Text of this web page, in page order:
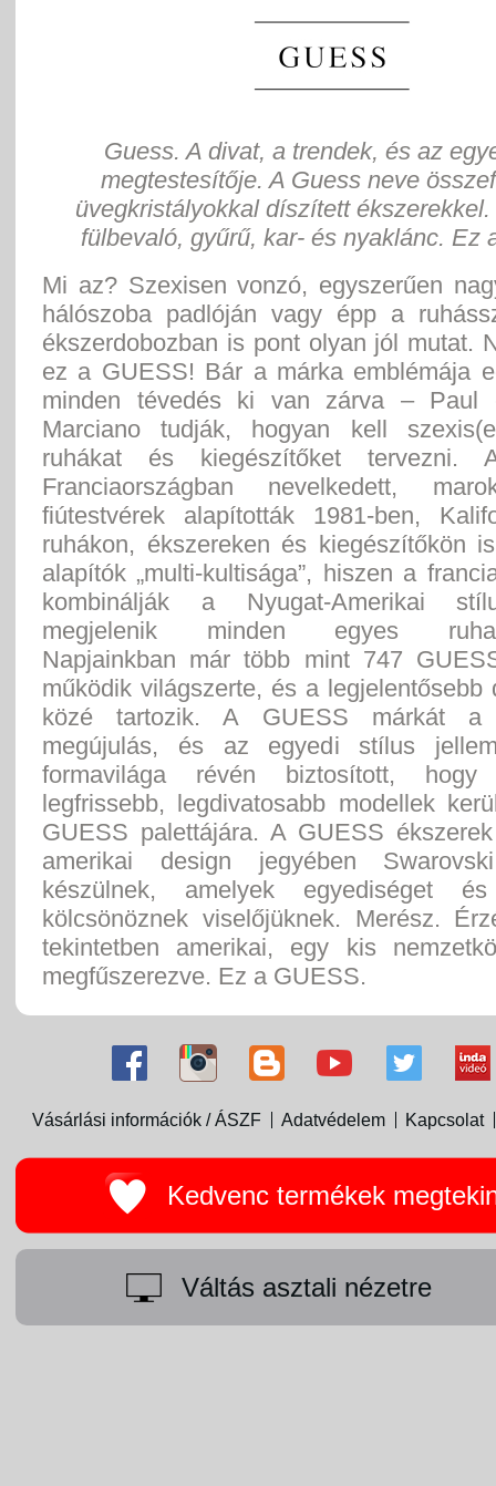
Guess. A divat, a trendek, és az
megtestesítője. A Guess neve
üvegkristályokkal díszített
fülbevaló, gyűrű, kar- és nyaklánc. Ez
Mi az? Szexisen vonzó, egyszerűen
hálószoba padlóján vagy épp a
ékszerdobozban is pont olyan jól mutat.
ez a GUESS! Bár a márka emblémája
minden tévedés ki van zárva – Paul
Marciano tudják, hogyan kell
ruhákat és kiegészítőket tervezni.
Franciaországban nevelkedett,
fiútestvérek alapították 1981-ben,
ruhákon, ékszereken és kiegészítőkön
alapítók „multi-kultisága”, hiszen a
kombinálják a Nyugat-Amerikai
megjelenik minden egyes
Napjainkban már több mint 747
működik világszerte, és a legjelentősebb
közé tartozik. A GUESS márkát a
megújulás, és az egyedi stílus
formavilága révén biztosított,
legfrissebb, legdivatosabb modellek
GUESS palettájára. A GUESS
amerikai design jegyében
készülnek, amelyek egyediséget
kölcsönöznek viselőjüknek. Merész.
tekintetben amerikai, egy kis
megfűszerezve. Ez a GUESS.
Vásárlási információk / ÁSZF Adatvédelem Kapcsolat
Kedvenc termékek
Váltás asztali nézetre